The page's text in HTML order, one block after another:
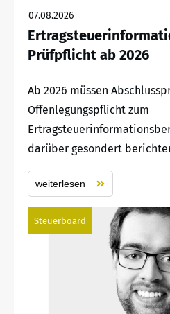
07.08.2026
Prüfpflicht ab 2026
Ab 2026 müssen
Offenlegungspflicht zum
darüber gesondert
weiterlesen
Steuerboard